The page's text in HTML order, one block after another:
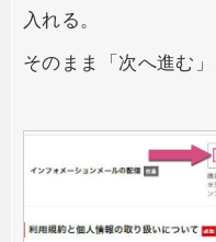
入れる。
そのまま「次へ進む